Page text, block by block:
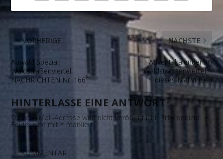
VORHERIGE
Auwald Spezial:
Waldstraßenviertel
NACHRICHTEN Nr. 166
NÄCHSTE
Adventskalender im
Waldstrassenviertel –
dieses Mal virtuell
HINTERLASSE EINE ANTWORT
Deine E-Mail-Adresse wird nicht veröffentlicht. Erforderliche
Felder sind mit * markiert